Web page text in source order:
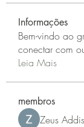
Informações
Bem-vindo ao
conectar com
Leia Mais
membros
Zeus